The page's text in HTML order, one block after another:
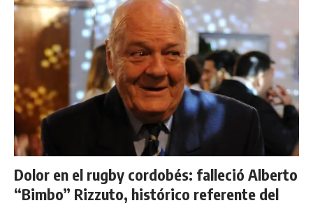
Dolor en el rugby cordobés: falleció Alberto
“Bimbo” Rizzuto, histórico referente del